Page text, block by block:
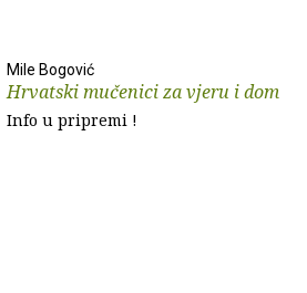
Mile Bogović
Hrvatski mučenici za vjeru i dom
Info u pripremi !